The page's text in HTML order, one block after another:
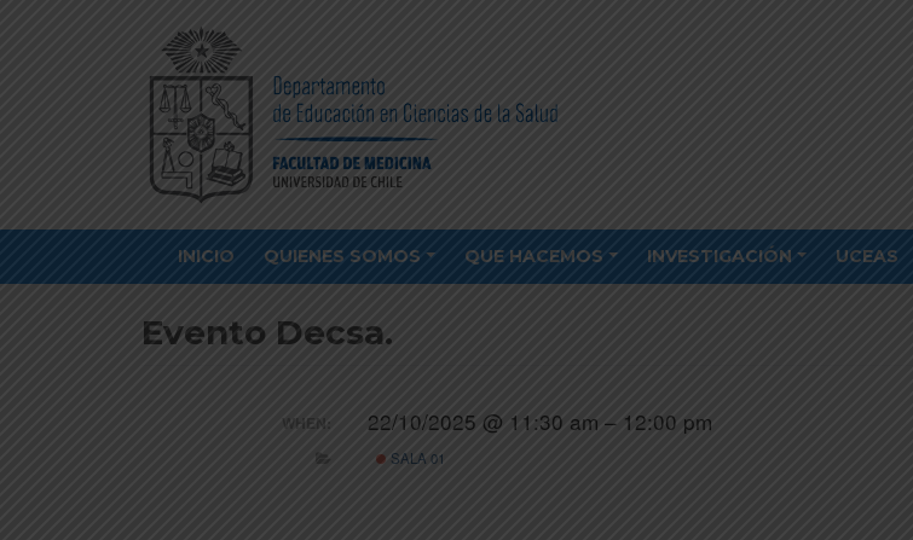
INICIO QUIENES SOMOS QUE HACEMOS INVESTIGACIÓN UCEAS
Evento Decsa.
WHEN: 22/10/2025 @ 11:30 am – 12:00 pm
SALA 01